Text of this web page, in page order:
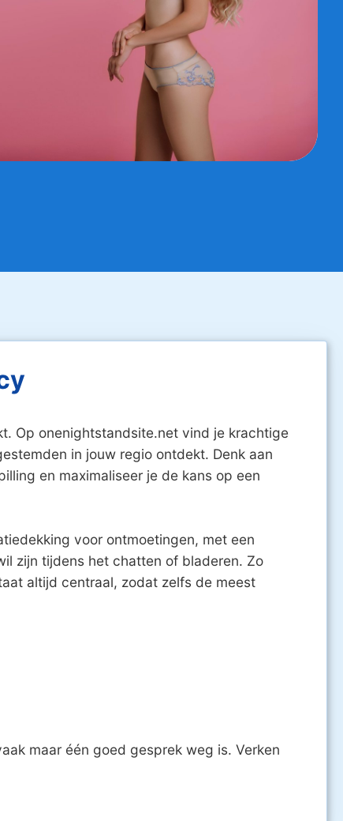
Op onenightstandsite.net vind je krachtige
in jouw regio ontdekt. Denk aan
en maximaliseer je de kans op een
voor ontmoetingen, met een
zijn tijdens het chatten of bladeren. Zo
altijd centraal, zodat zelfs de meest
maar één goed gesprek weg is. Verken